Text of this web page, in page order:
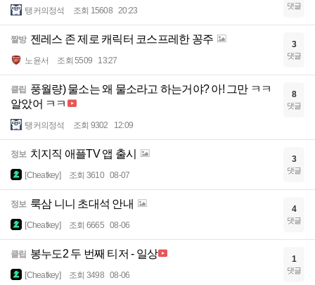
탱커의정석 조회 15608 20:23 댓글
짤방 젠레스 존 제로 캐릭터 코스프레한 꽁주
노윤서 조회 5509 13:27
3
댓글
클립 풍월량) 물소는 왜 물소라고 하는거야? 아! 그만 ㅋㅋ
알았어 ㅋㅋ
탱커의정석 조회 9302 12:09
8
댓글
정보 치지직 애플TV 앱 출시
[Cheatkey] 조회 3610 08-07
3
댓글
정보 룩삼 니니 초대석 안내
[Cheatkey] 조회 6665 08-06
4
댓글
클립 봉누도2 두 번째 티저 - 일상
[Cheatkey] 조회 3498 08-06
1
댓글